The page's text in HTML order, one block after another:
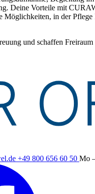
Deine Vorteile mit
in der
und schaffen
+49 800 656 60 50 Mo